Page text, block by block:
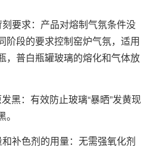
要求：产品对熔制气氛条件没
阶段的要求控制窑炉气氛，适用
，普白瓶罐玻璃的熔化和气体放
黑：有效防止玻璃“暴晒”发黄现
补色剂的用量：无需强氧化剂